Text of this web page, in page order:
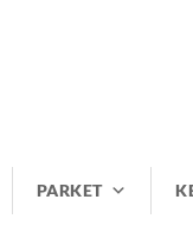
PARKET